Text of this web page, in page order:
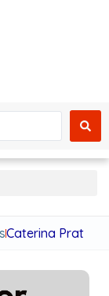
Caterina Prat